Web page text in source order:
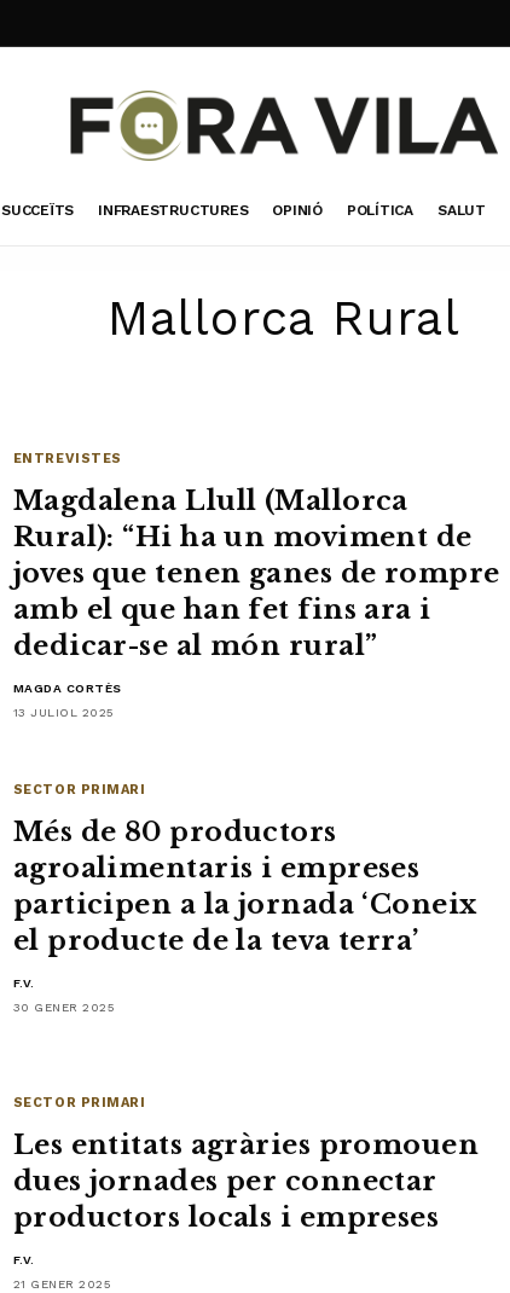
SUCCEÏTS INFRAESTRUCTURES OPINIÓ POLÍTICA SALUT
Mallorca Rural
ENTREVISTES
Magdalena Llull (Mallorca
Rural): “Hi ha un moviment de
joves que tenen ganes de rompre
amb el que han fet fins ara i
dedicar-se al món rural”
MAGDA CORTÈS
13 JULIOL 2025
SECTOR PRIMARI
Més de 80 productors
agroalimentaris i empreses
participen a la jornada ‘Coneix
el producte de la teva terra’
F.V.
30 GENER 2025
SECTOR PRIMARI
Les entitats agràries promouen
dues jornades per connectar
productors locals i empreses
F.V.
21 GENER 2025